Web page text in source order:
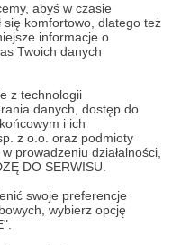
abyś w czasie
się komfortowo, dlatego też
informacje o
Twoich danych
z technologii
danych, dostęp do
i ich
z o.o. oraz podmioty
prowadzeniu działalności,
DO SERWISU.
swoje preferencje
wybierz opcję
Patronów!